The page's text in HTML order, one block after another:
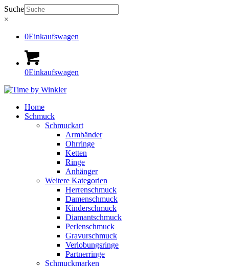
Suche
×
0Einkaufswagen
0Einkaufswagen
Home
Schmuck
Schmuckart
Armbänder
Ohrringe
Ketten
Ringe
Anhänger
Weitere Kategorien
Herrenschmuck
Damenschmuck
Kinderschmuck
Diamantschmuck
Perlenschmuck
Gravurschmuck
Verlobungsringe
Partnerringe
Schmuckmarken